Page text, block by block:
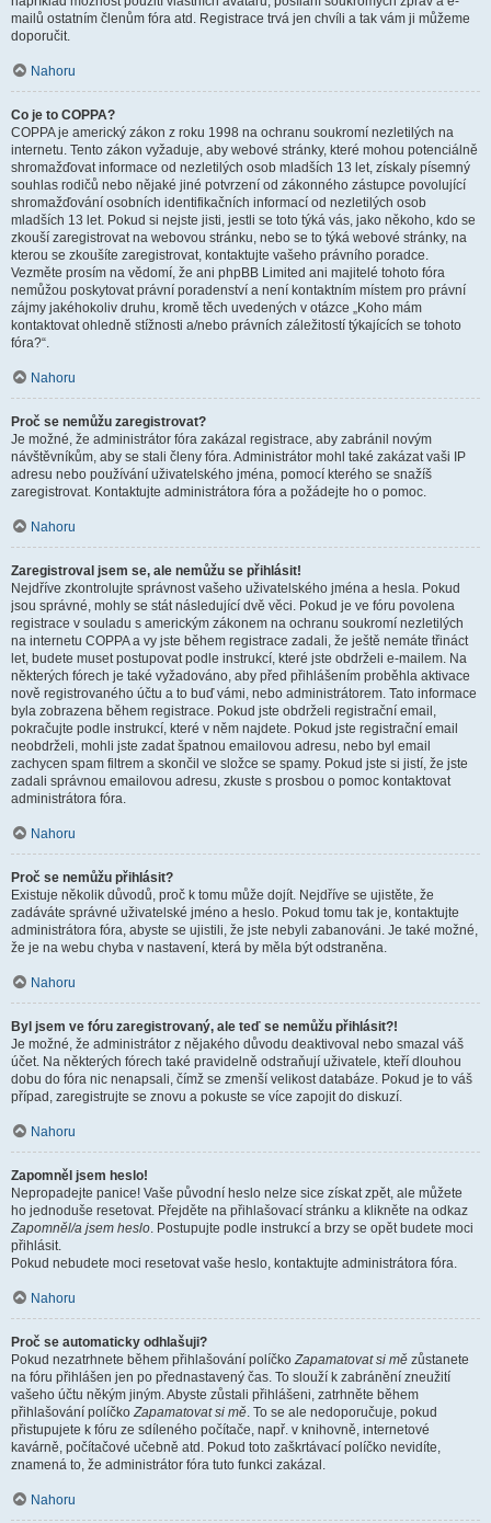
mailů ostatním členům fóra atd. Registrace trvá jen chvíli a tak vám ji můžeme
doporučit.
Nahoru
Co je to COPPA?
COPPA je americký zákon z roku 1998 na ochranu soukromí nezletilých na
internetu. Tento zákon vyžaduje, aby webové stránky, které mohou potenciálně
shromažďovat informace od nezletilých osob mladších 13 let, získaly písemný
souhlas rodičů nebo nějaké jiné potvrzení od zákonného zástupce povolující
shromažďování osobních identifikačních informací od nezletilých osob
mladších 13 let. Pokud si nejste jisti, jestli se toto týká vás, jako někoho, kdo se
zkouší zaregistrovat na webovou stránku, nebo se to týká webové stránky, na
kterou se zkoušíte zaregistrovat, kontaktujte vašeho právního poradce.
Vezměte prosím na vědomí, že ani phpBB Limited ani majitelé tohoto fóra
nemůžou poskytovat právní poradenství a není kontaktním místem pro právní
zájmy jakéhokoliv druhu, kromě těch uvedených v otázce „Koho mám
kontaktovat ohledně stížnosti a/nebo právních záležitostí týkajících se tohoto
fóra?“.
Nahoru
Proč se nemůžu zaregistrovat?
Je možné, že administrátor fóra zakázal registrace, aby zabránil novým
návštěvníkům, aby se stali členy fóra. Administrátor mohl také zakázat vaši IP
adresu nebo používání uživatelského jména, pomocí kterého se snažíš
zaregistrovat. Kontaktujte administrátora fóra a požádejte ho o pomoc.
Nahoru
Zaregistroval jsem se, ale nemůžu se přihlásit!
Nejdříve zkontrolujte správnost vašeho uživatelského jména a hesla. Pokud
jsou správné, mohly se stát následující dvě věci. Pokud je ve fóru povolena
registrace v souladu s americkým zákonem na ochranu soukromí nezletilých
na internetu COPPA a vy jste během registrace zadali, že ještě nemáte třináct
let, budete muset postupovat podle instrukcí, které jste obdrželi e-mailem. Na
některých fórech je také vyžadováno, aby před přihlášením proběhla aktivace
nově registrovaného účtu a to buď vámi, nebo administrátorem. Tato informace
byla zobrazena během registrace. Pokud jste obdrželi registrační email,
pokračujte podle instrukcí, které v něm najdete. Pokud jste registrační email
neobdrželi, mohli jste zadat špatnou emailovou adresu, nebo byl email
zachycen spam filtrem a skončil ve složce se spamy. Pokud jste si jistí, že jste
zadali správnou emailovou adresu, zkuste s prosbou o pomoc kontaktovat
administrátora fóra.
Nahoru
Proč se nemůžu přihlásit?
Existuje několik důvodů, proč k tomu může dojít. Nejdříve se ujistěte, že
zadáváte správné uživatelské jméno a heslo. Pokud tomu tak je, kontaktujte
administrátora fóra, abyste se ujistili, že jste nebyli zabanováni. Je také možné,
že je na webu chyba v nastavení, která by měla být odstraněna.
Nahoru
Byl jsem ve fóru zaregistrovaný, ale teď se nemůžu přihlásit?!
Je možné, že administrátor z nějakého důvodu deaktivoval nebo smazal váš
účet. Na některých fórech také pravidelně odstraňují uživatele, kteří dlouhou
dobu do fóra nic nenapsali, čímž se zmenší velikost databáze. Pokud je to váš
případ, zaregistrujte se znovu a pokuste se více zapojit do diskuzí.
Nahoru
Zapomněl jsem heslo!
Nepropadejte panice! Vaše původní heslo nelze sice získat zpět, ale můžete
ho jednoduše resetovat. Přejděte na přihlašovací stránku a klikněte na odkaz
Zapomněl/a jsem heslo. Postupujte podle instrukcí a brzy se opět budete moci
přihlásit.
Pokud nebudete moci resetovat vaše heslo, kontaktujte administrátora fóra.
Nahoru
Proč se automaticky odhlašuji?
Pokud nezatrhnete během přihlašování políčkoZapamatovat si mě zůstanete
na fóru přihlášen jen po přednastavený čas. To slouží k zabránění zneužití
vašeho účtu někým jiným. Abyste zůstali přihlášeni, zatrhněte během
přihlašování políčkoZapamatovat si mě. To se ale nedoporučuje, pokud
přistupujete k fóru ze sdíleného počítače, např. v knihovně, internetové
kavárně, počítačové učebně atd. Pokud toto zaškrtávací políčko nevidíte,
znamená to, že administrátor fóra tuto funkci zakázal.
Nahoru